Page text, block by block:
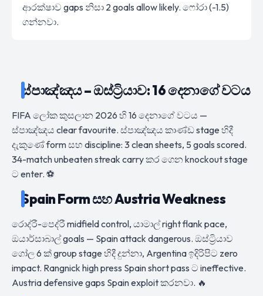
ආරක්ෂාව gaps නිසා 2 goals allow likely. ෆෝරා (-1.5)
ගන්නවා.
ස්පාඤ්ඤය – ඔස්ට්‍රියාව: 16 දෙනාගේ වටය
FIFA ලෝක කුසලාන 2026 හි 16 දෙනාගේ වටය —
ස්පාඤ්ඤය clear favourite. ස්පාඤ්ඤය කාණ්ඩ stage හිදී
දැකුණේ form සහ discipline: 3 clean sheets, 5 goals scored.
34-match unbeaten streak carry කර ගෙන knockout stage
ට enter. ⚽
Spain Form සහ Austria Weakness
රොද්රී-පෙද්රී midfield control, යාමාල් right flank pace,
ඔයාර්සාබාල් goals — Spain attack dangerous. ඔස්ට්‍රියාව
ගෝල 6 ක් group stage හිදී දුන්නා, Argentina ඉදිරිපිට zero
impact. Rangnick high press Spain short pass ට ineffective.
Austria defensive gaps Spain exploit කරනවා. 🔥